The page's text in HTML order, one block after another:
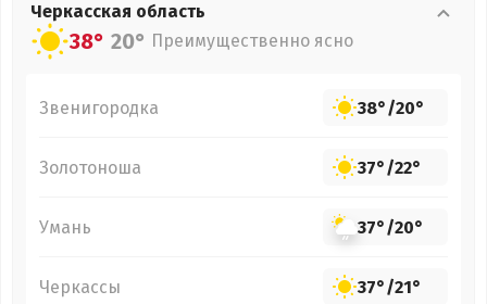
Черкасская область
38° 20° Преимущественно ясно
Звенигородка 38°/20°
Золотоноша 37°/22°
Умань 37°/20°
Черкассы 37°/21°